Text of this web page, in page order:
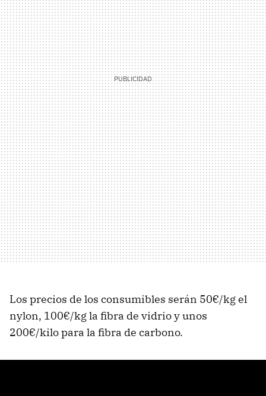
Los precios de los consumibles serán 50€/kg el
nylon, 100€/kg la fibra de vidrio y unos
200€/kilo para la fibra de carbono.